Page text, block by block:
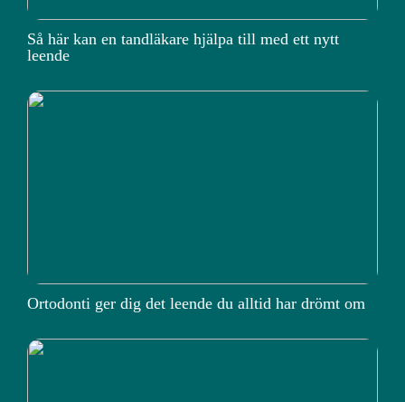
Så här kan en tandläkare hjälpa till med ett nytt
leende
Ortodonti ger dig det leende du alltid har drömt om